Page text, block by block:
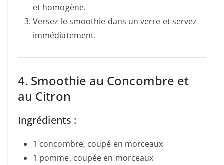
et homogène.
Versez le smoothie dans un verre et servez
immédiatement.
4. Smoothie au Concombre et
au Citron
Ingrédients :
1 concombre, coupé en morceaux
1 pomme, coupée en morceaux